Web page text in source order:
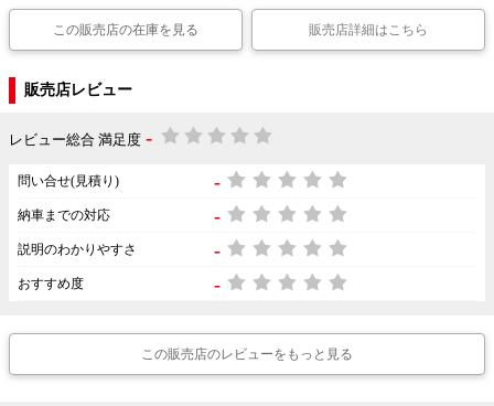
この販売店の在庫を見る 販売店詳細はこちら
販売店レビュー
レビュー総合 満足度 -
問い合せ(見積り) -
納車までの対応 -
説明のわかりやすさ -
おすすめ度 -
この販売店のレビューをもっと見る